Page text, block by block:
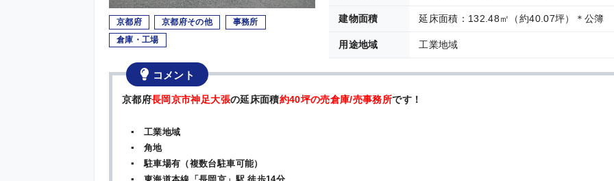
京都府 京都府その他
事務所
倉庫・工場
建物面積 延床面積：132.48㎡（約40.07坪）＊公簿
用途地域 工業地域
コメント
京都府長岡京市神足大張の延床面積約40坪の売倉庫/売事務所です！
▪ 工業地域
▪ 角地
▪ 駐車場有（複数台駐車可能）